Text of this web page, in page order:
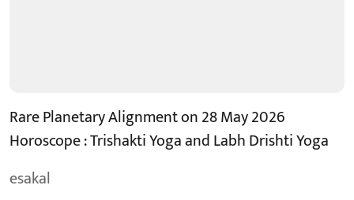
Rare Planetary Alignment on 28 May 2026
Horoscope : Trishakti Yoga and Labh Drishti Yoga
esakal